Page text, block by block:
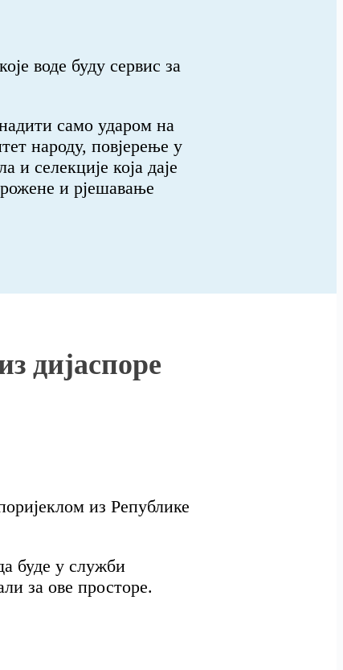
воде буду сервис за
само ударом на
народу, повјерење у
и селекције која даје
и рјешавање
дијаспоре
из Републике
буде у служби
за ове просторе.